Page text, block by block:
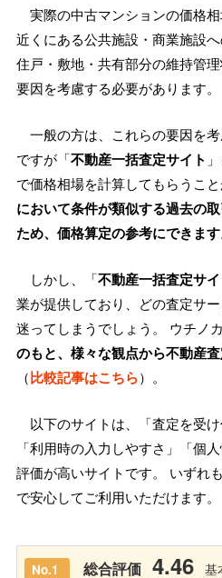
実際の中古マンションの価格相
近くにある公共施設・商業施設へ
住戸・敷地・共有部分の維持管
要因を考慮する必要があります。
一般の方は、これらの要因を
ですが「不動産一括査定サイト
で価格相場を計算してもらうこと
において条件が類似する過去の
ため、価格算定の参考にできます
しかし、「不動産一括査定サイ
業が提供しており、どの査定サ
迷ってしまうでしょう。 ウチノカ
のもと、様々な観点から不動産
（比較記事はこちら）。
以下のサイトは、「査定を受
「利用時の入力しやすさ」「個
評価が高いサイトです。 いずれ
で安心してご利用いただけます。